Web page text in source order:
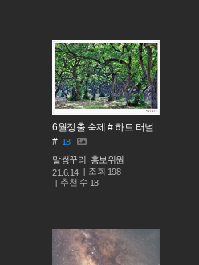
6월정출 숙제 # 하트 터널
# 18
말썽꾸리_홍보위원
21.6.14
조회 198
추천 수 18